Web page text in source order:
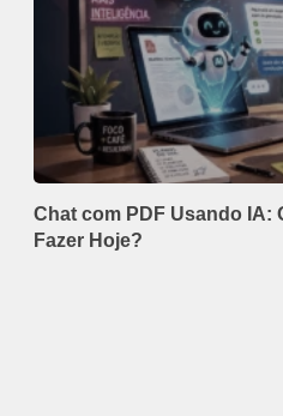
Chat com PDF Usando IA:
Fazer Hoje?